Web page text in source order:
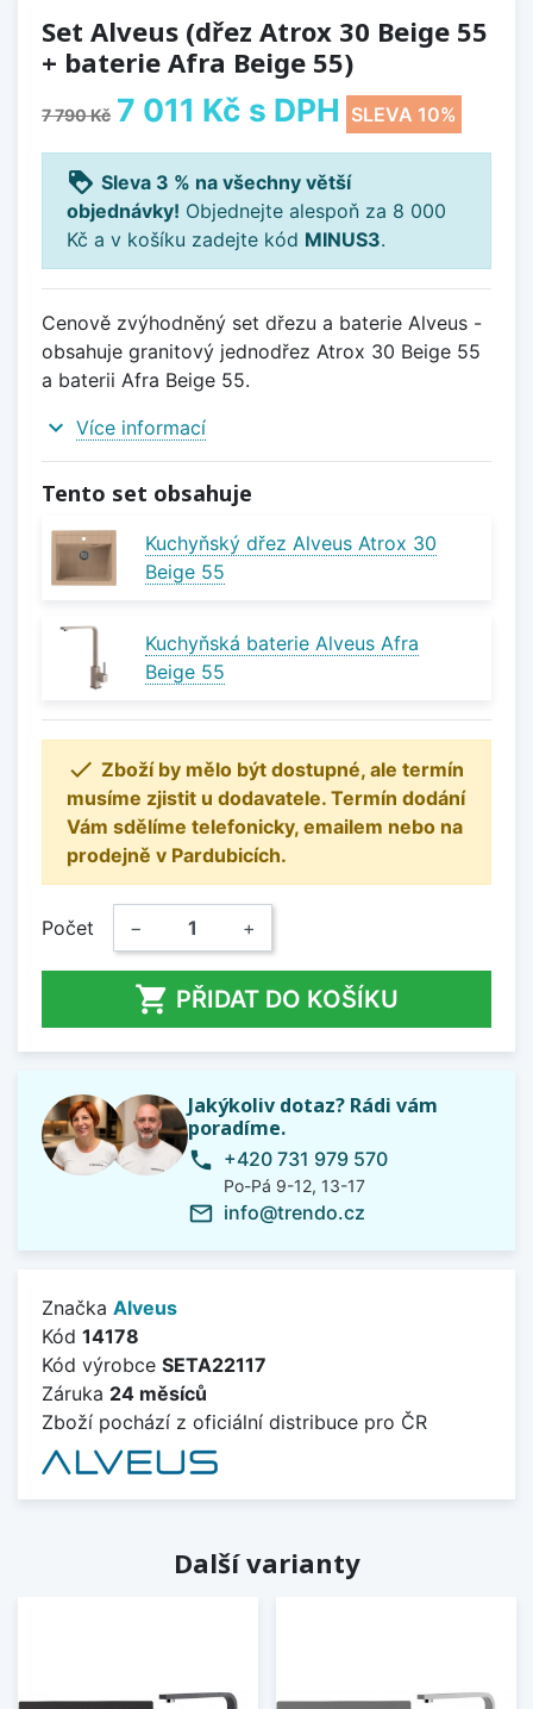
Set Alveus (dřez Atrox 30 Beige 55
+ baterie Afra Beige 55)
7 790 Kč 7 011 Kč s DPH SLEVA 10%
loyalty Sleva 3 % na všechny větší
objednávky! Objednejte alespoň za 8 000
Kč a v košíku zadejte kód MINUS3.
Cenově zvýhodněný set dřezu a baterie Alveus -
obsahuje granitový jednodřez Atrox 30 Beige 55
a baterii Afra Beige 55.
expand_more Více informací
Tento set obsahuje
Kuchyňský dřez Alveus Atrox 30
Beige 55
Kuchyňská baterie Alveus Afra
Beige 55
 Zboží by mělo být dostupné, ale termín
musíme zjistit u dodavatele. Termín dodání
Vám sdělíme telefonicky, emailem nebo na
prodejně v Pardubicích.
Počet − +
 PŘIDAT DO KOŠÍKU
Jakýkoliv dotaz? Rádi vám
poradíme.
phone +420 731 979 570
Po-Pá 9-12, 13-17
mail_outline info@trendo.cz
Značka Alveus
Kód 14178
Kód výrobce SETA22117
Záruka 24 měsíců
Zboží pochází z oficiální distribuce pro ČR
Další varianty